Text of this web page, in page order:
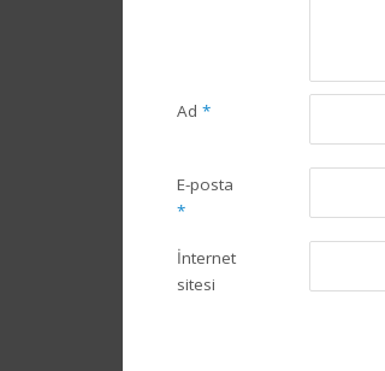
Ad *
E-posta
*
İnternet
sitesi